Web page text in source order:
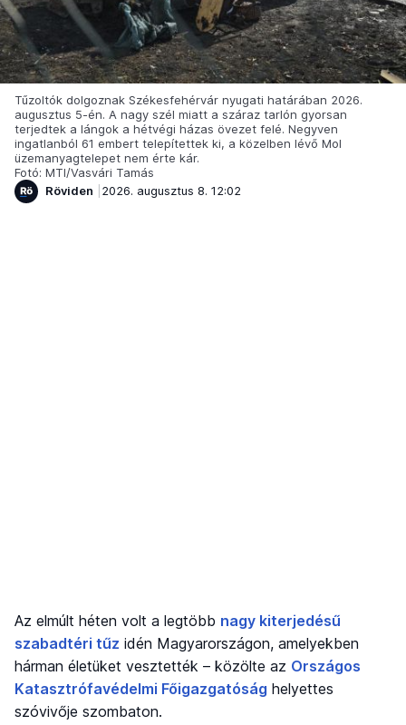
Tűzoltók dolgoznak Székesfehérvár nyugati határában 2026.
augusztus 5-én. A nagy szél miatt a száraz tarlón gyorsan
terjedtek a lángok a hétvégi házas övezet felé. Negyven
ingatlanból 61 embert telepítettek ki, a közelben lévő Mol
üzemanyagtelepet nem érte kár.
Fotó: MTI/Vasvári Tamás
Röviden
2026. augusztus 8. 12:02
Az elmúlt héten volt a legtöbb nagy kiterjedésű
szabadtéri tűz idén Magyarországon, amelyekben
hárman életüket vesztették – közölte az Országos
Katasztrófavédelmi Főigazgatóság helyettes
szóvivője szombaton.